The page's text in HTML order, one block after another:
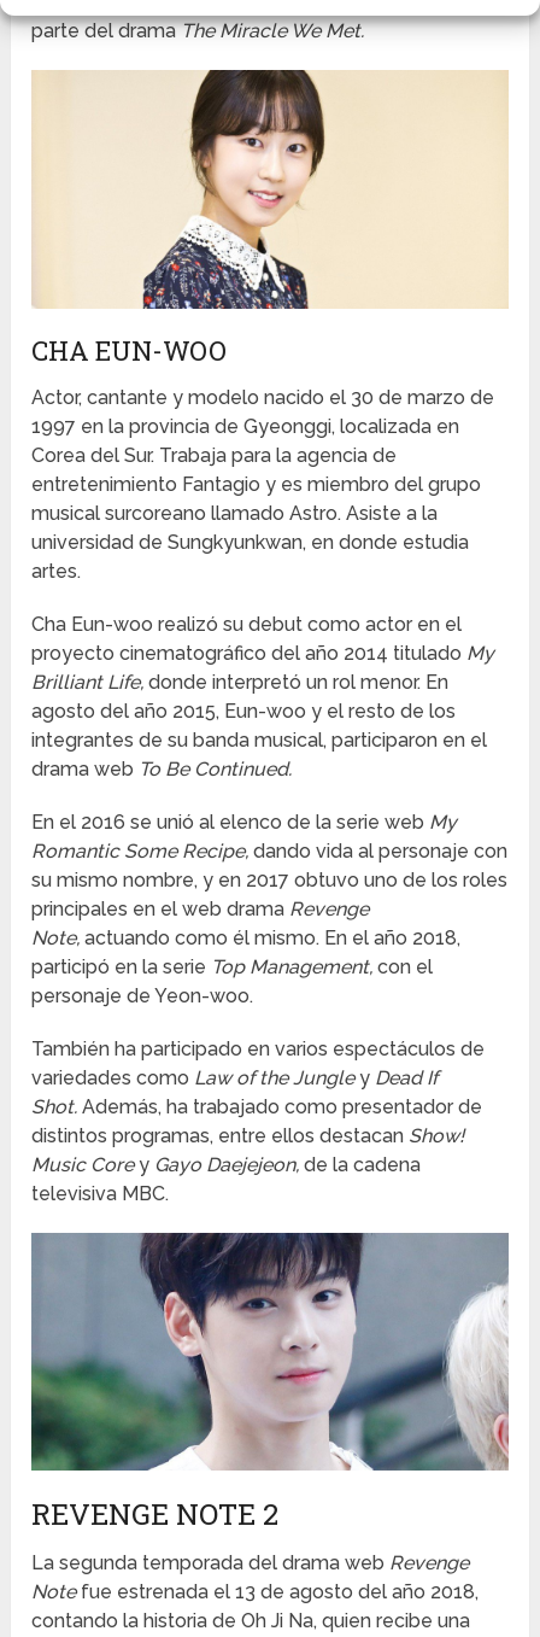
parte del dramaThe Miracle We Met.
CHA EUN-WOO
Actor, cantante y modelo nacido el 30 de marzo de
1997 en la provincia de Gyeonggi, localizada en
Corea del Sur. Trabaja para la agencia de
entretenimiento Fantagio y es miembro del grupo
musical surcoreano llamado Astro. Asiste a la
universidad de Sungkyunkwan, en donde estudia
artes.
Cha Eun-woo realizó su debut como actor en el
proyecto cinematográfico del año 2014 titulado My
Brilliant Life,donde interpretó un rol menor. En
agosto del año 2015, Eun-woo y el resto de los
integrantes de su banda musical, participaron en el
drama web To Be Continued.
En el 2016 se unió al elenco de la serie web My
Romantic Some Recipe,dando vida al personaje con
su mismo nombre, y en 2017 obtuvo uno de los roles
principales en el web drama Revenge
Note,actuando como él mismo. En el año 2018,
participó en la serie Top Management,con el
personaje de Yeon-woo.
También ha participado en varios espectáculos de
variedades como Law of the Jungley Dead If
Shot.Además, ha trabajado como presentador de
distintos programas, entre ellos destacan Show!
Music Corey Gayo Daejejeon,de la cadena
televisiva MBC.
REVENGE NOTE 2
La segunda temporada del drama web Revenge
Notefue estrenada el 13 de agosto del año 2018,
contando la historia de Oh Ji Na, quien recibe una